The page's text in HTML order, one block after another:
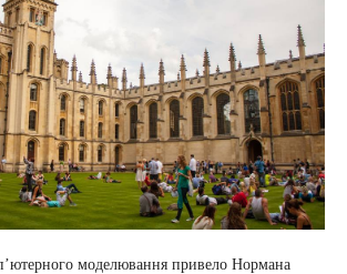
моделювання привело Нормана